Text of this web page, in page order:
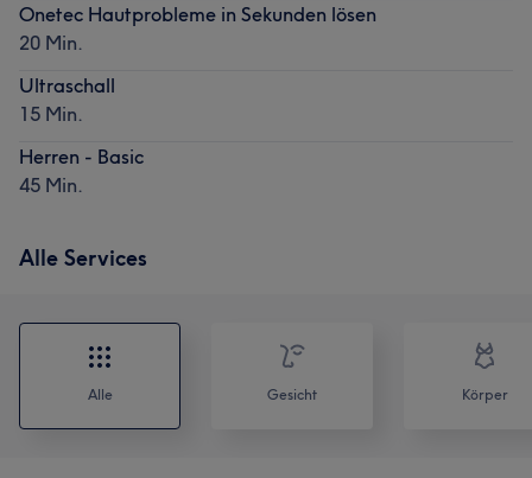
Onetec Hautprobleme in Sekunden lösen
20 Min.
Ultraschall
15 Min.
Herren - Basic
45 Min.
Alle Services
Alle Gesicht Körper